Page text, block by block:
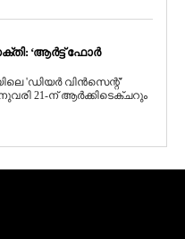
‘ആർട്ട് ഫോർ
'ഡിയർ വിൻസെന്റ്'
21-ന് ആർക്കിടെക്ചറും